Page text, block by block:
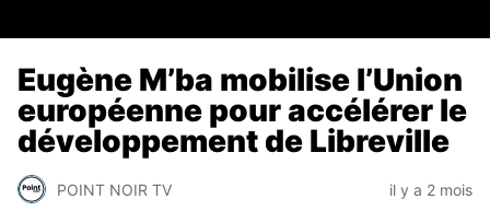
Eugène M’ba mobilise l’Union
européenne pour accélérer le
développement de Libreville
POINT NOIR TV il y a 2 mois